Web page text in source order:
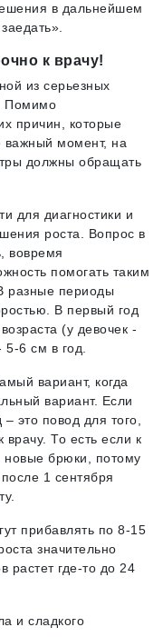
в дальнейшем
к врачу!
из серьезных
Помимо
причин, которые
важный момент, на
должны обращать
для диагностики и
роста. Вопрос в
вовремя
помогать таким
разные периоды
В первый год
(у девочек -
6 см в год.
вариант, когда
вариант. Если
это повод для того,
врачу. То есть если к
новые брюки, потому
1 сентября
прибавлять по 8-15
значительно
растет где-то до 24
и сладкого